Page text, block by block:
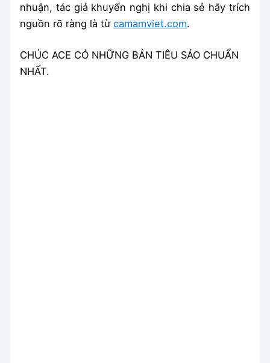
nhuận, tác giả khuyến nghị khi chia sẻ hãy trích
nguồn rõ ràng là từcamamviet.com.
CHÚC ACE CÓ NHỮNG BẢN TIÊU SÁO CHUẨN
NHẤT.